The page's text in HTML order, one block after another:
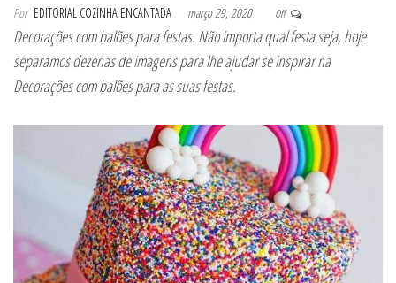
Por EDITORIAL COZINHA ENCANTADA março 29, 2020 Off
Decorações com balões para festas. Não importa qual festa seja, hoje
separamos dezenas de imagens para lhe ajudar se inspirar na
Decorações com balões para as suas festas.